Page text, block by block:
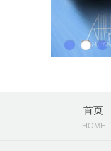
首页
HOME